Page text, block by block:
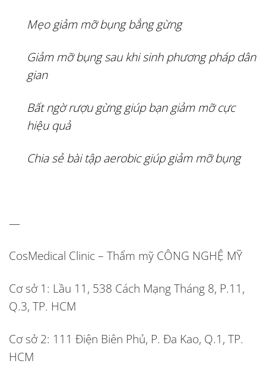
Mẹo giảm mỡ bụng bẳng gừng
Giảm mỡ bụng sau khi sinh phương pháp dân
gian
Bất ngờ rượu gừng giúp bạn giảm mỡ cực
hiệu quả
Chia sẻ bài tập aerobic giúp giảm mỡ bụng
—
CosMedical Clinic – Thẩm mỹ CÔNG NGHỆ MỸ
Cơ sở 1: Lầu 11, 538 Cách Mạng Tháng 8, P.11,
Q.3, TP. HCM
Cơ sở 2: 111 Điện Biên Phủ, P. Đa Kao, Q.1, TP.
HCM